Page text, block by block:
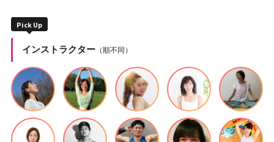
Pick Up
インストラクター （順不同）